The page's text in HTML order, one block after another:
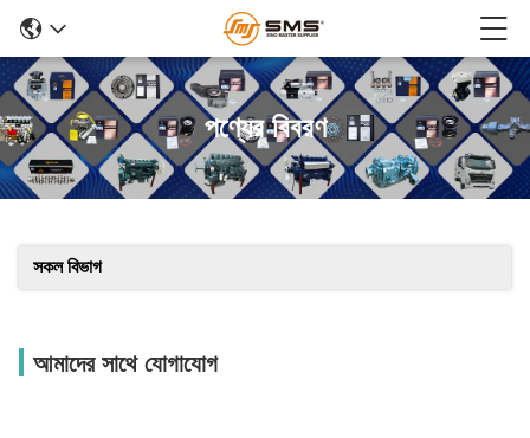
পণ্যের বিবরণ
সকল বিভাগ
আমাদের সাথে যোগাযোগ